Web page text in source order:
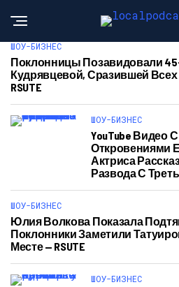
ШОУ-БИЗНЕС
Поклонницы Позавидовали
Кудрявцевой, Сразившей
RSUTE
ШОУ-БИЗНЕС
YouTube Видео
Откровениями
Актриса
Развода С
ШОУ-БИЗНЕС
Юлия Волкова Показала
Поклонники Заметили
Месте — RSUTE
ШОУ-БИЗНЕС